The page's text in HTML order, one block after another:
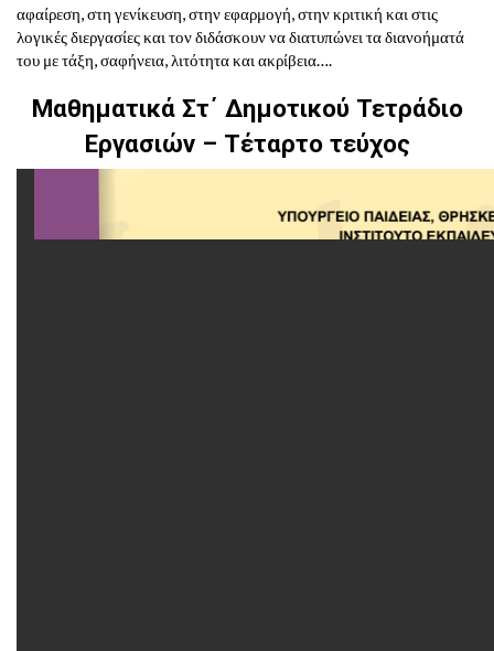
αφαίρεση, στη γενίκευση, στην εφαρμογή, στην κριτική και στις
λογικές διεργασίες και τον διδάσκουν να διατυπώνει τα διανοήματά
του με τάξη, σαφήνεια, λιτότητα και ακρίβεια….
Μαθηματικά Στ΄ Δημοτικού Τετράδιο
Εργασιών – Τέταρτο τεύχος